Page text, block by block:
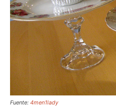
Fuente: 4men1lady